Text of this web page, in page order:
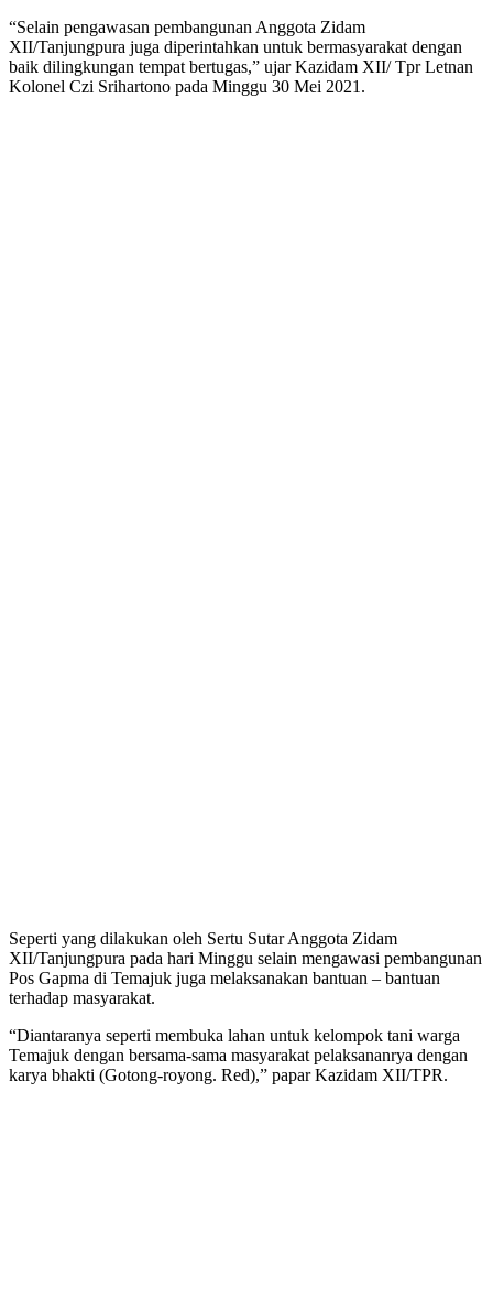
“Selain pengawasan pembangunan Anggota Zidam
XII/Tanjungpura juga diperintahkan untuk bermasyarakat dengan
baik dilingkungan tempat bertugas,” ujar Kazidam XII/ Tpr Letnan
Kolonel Czi Srihartono pada Minggu 30 Mei 2021.
Seperti yang dilakukan oleh Sertu Sutar Anggota Zidam
XII/Tanjungpura pada hari Minggu selain mengawasi pembangunan
Pos Gapma di Temajuk juga melaksanakan bantuan – bantuan
terhadap masyarakat.
“Diantaranya seperti membuka lahan untuk kelompok tani warga
Temajuk dengan bersama-sama masyarakat pelaksananrya dengan
karya bhakti (Gotong-royong. Red),” papar Kazidam XII/TPR.